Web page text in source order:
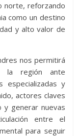
norte, reforzando
como un destino
y alto valor de
nos permitirá
la región ante
especializadas y
actores claves
y generar nuevas
entre el
para seguir